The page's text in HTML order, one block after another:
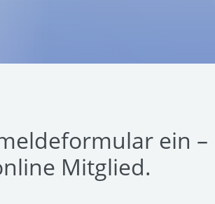
ein –
Mitglied.